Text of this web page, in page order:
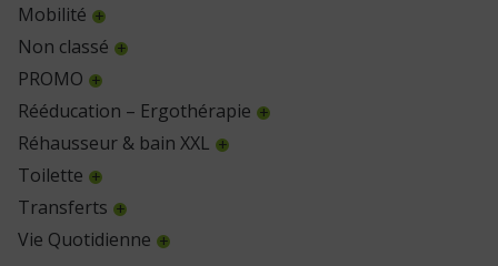
Mobilité
Non classé
PROMO
Rééducation – Ergothérapie
Réhausseur & bain XXL
Toilette
Transferts
Vie Quotidienne